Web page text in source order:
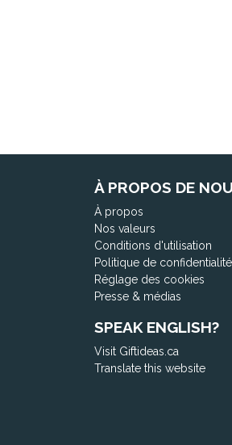
À PROPOS DE
À propos
Nos valeurs
Conditions d'utilisation
Politique de confidentialité
Réglage des cookies
Presse & médias
SPEAK ENGLISH?
Visit Giftideas.ca
Translate this website